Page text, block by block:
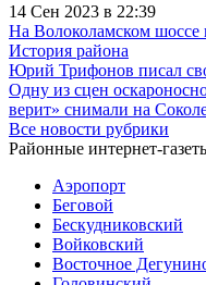
14 Сен 2023 в 22:39
На Волоколамском шоссе
История района
Юрий Трифонов писал
Одну из сцен
верит» снимали на
Все новости рубрики
Районные интернет-
Аэропорт
Беговой
Бескудниковский
Войковский
Восточное